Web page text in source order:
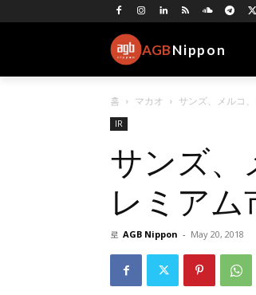
AGBNippon
홈 マカオ サンズ、メルコ
IR
サンズ、
レミアム
로 AGB Nippon - May 20, 2018